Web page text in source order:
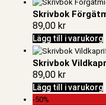
Skrivbok
89,00 kr
Lägg till i varukorg
Skrivbok
89,00 kr
Lägg till i varukorg
-50%